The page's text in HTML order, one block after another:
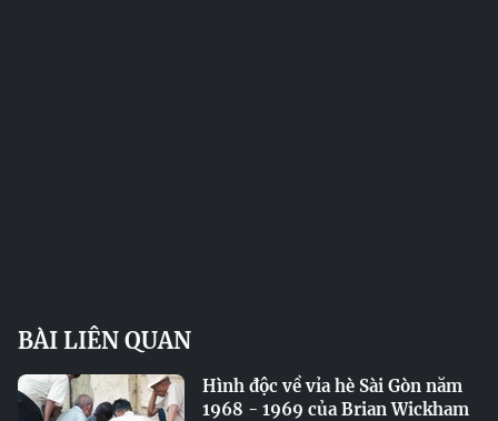
BÀI LIÊN QUAN
Hình độc về vỉa hè Sài Gòn năm
1968 - 1969 của Brian Wickham